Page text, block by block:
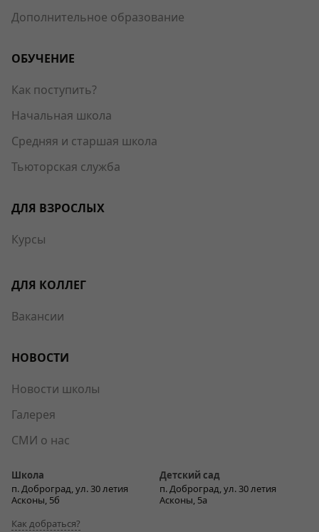
Дополнительное образование
ОБУЧЕНИЕ
Как поступить?
Начальная школа
Средняя и старшая школа
Тьюторская служба
ДЛЯ ВЗРОСЛЫХ
Курсы
ДЛЯ КОЛЛЕГ
Вакансии
НОВОСТИ
Новости школы
Галерея
СМИ о нас
Школа
п. Доброград, ул. 30 летия
Асконы, 5б
Детский сад
п. Доброград, ул. 30 летия
Асконы, 5а
Как добраться?